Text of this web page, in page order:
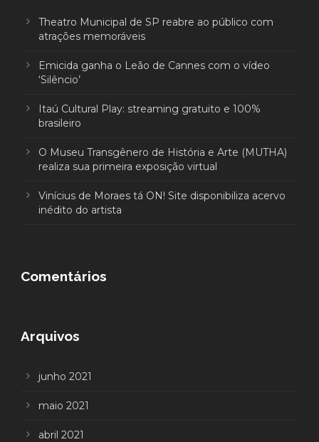
Theatro Municipal de SP reabre ao público com
atrações memoráveis
Emicida ganha o Leão de Cannes com o vídeo
‘Silêncio’
Itaú Cultural Play: streaming gratuito e 100%
brasileiro
O Museu Transgênero de História e Arte (MUTHA)
realiza sua primeira exposição virtual
Vinícius de Moraes tá ON! Site disponibiliza acervo
inédito do artista
Comentários
Arquivos
junho 2021
maio 2021
abril 2021